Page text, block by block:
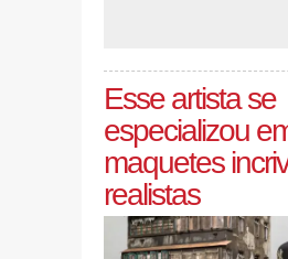
Esse artista se
especializou
maquetes
realistas